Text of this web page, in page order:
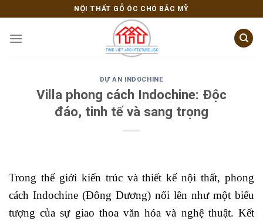
to
content
NỘI THẤT GỖ ÓC CHÓ BẮC MỸ
DỰ ÁN INDOCHINE
Villa phong cách Indochine: Độc
đáo, tinh tế và sang trọng
Trong thế giới kiến trúc và thiết kế nội thất, phong
cách Indochine (Đông Dương) nổi lên như một biểu
tượng của sự giao thoa văn hóa và nghệ thuật. Kết